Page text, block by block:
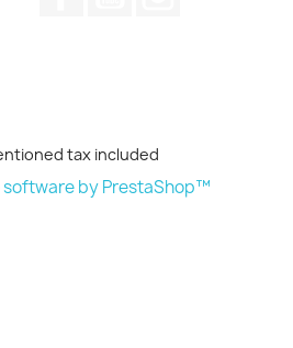
tax included
by PrestaShop™